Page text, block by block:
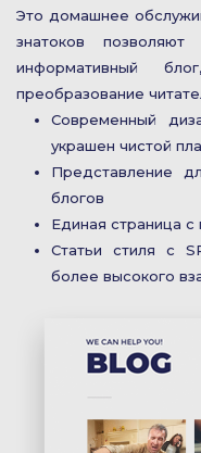
Это домашнее
знатоков
информативный
преобразование
Современный
украшен чистой
Представление
блогов
Единая страница
Статьи стиля с
более высокого